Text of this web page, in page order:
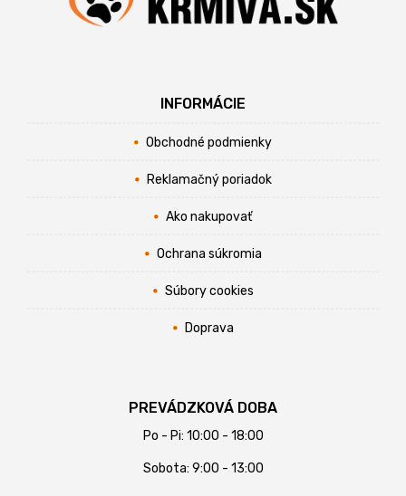
INFORMÁCIE
Obchodné podmienky
Reklamačný poriadok
Ako nakupovať
Ochrana súkromia
Súbory cookies
Doprava
PREVÁDZKOVÁ DOBA
Po - Pi: 10:00 - 18:00
Sobota: 9:00 - 13:00